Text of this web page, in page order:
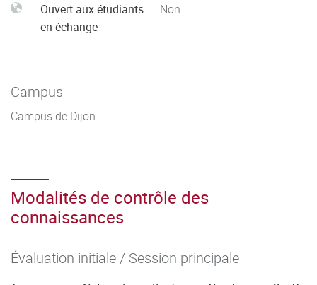
Ouvert aux étudiants
en échange
Non
Campus
Campus de Dijon
Modalités de contrôle des
connaissances
Évaluation initiale / Session principale